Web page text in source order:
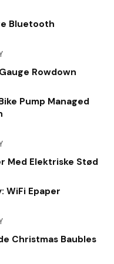
Bluetooth
Rowdown
Pump Managed
Med Elektriske Stød
WiFi Epaper
Christmas Baubles